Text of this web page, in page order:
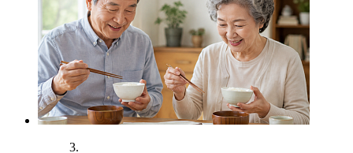
3.